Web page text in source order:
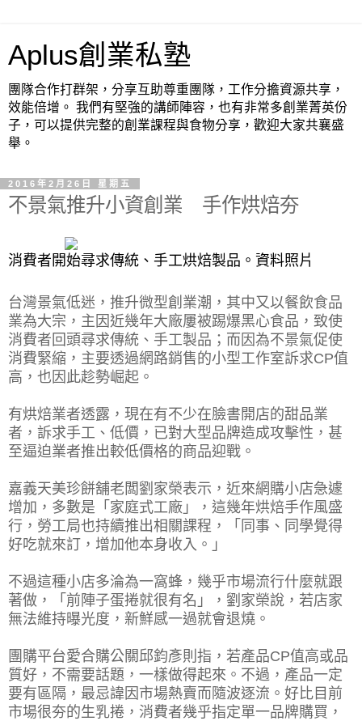
Aplus創業私塾
團隊合作打群架，分享互助尊重團隊，工作分擔資源共享，
效能倍增。 我們有堅強的講師陣容，也有非常多創業菁英份
子，可以提供完整的創業課程與食物分享，歡迎大家共襄盛
舉。
2016年2月26日 星期五
不景氣推升小資創業 手作烘焙夯
消費者開始尋求傳統、手工烘焙製品。資料照片
台灣景氣低迷，推升微型創業潮，其中又以餐飲食品
業為大宗，主因近幾年大廠屢被踢爆黑心食品，致使
消費者回頭尋求傳統、手工製品；而因為不景氣促使
消費緊縮，主要透過網路銷售的小型工作室訴求CP值
高，也因此趁勢崛起。
有烘焙業者透露，現在有不少在臉書開店的甜品業
者，訴求手工、低價，已對大型品牌造成攻擊性，甚
至逼迫業者推出較低價格的商品迎戰。
嘉義天美珍餅舖老闆劉家榮表示，近來網購小店急遽
增加，多數是「家庭式工廠」，這幾年烘焙手作風盛
行，勞工局也持續推出相關課程，「同事、同學覺得
好吃就來訂，增加他本身收入。」
不過這種小店多淪為一窩蜂，幾乎市場流行什麼就跟
著做，「前陣子蛋捲就很有名」，劉家榮說，若店家
無法維持曝光度，新鮮感一過就會退燒。
團購平台愛合購公關邱鈞彥則指，若產品CP值高或品
質好，不需要話題，一樣做得起來。不過，產品一定
要有區隔，最忌諱因市場熱賣而隨波逐流。好比目前
市場很夯的生乳捲，消費者幾乎指定單一品牌購買，